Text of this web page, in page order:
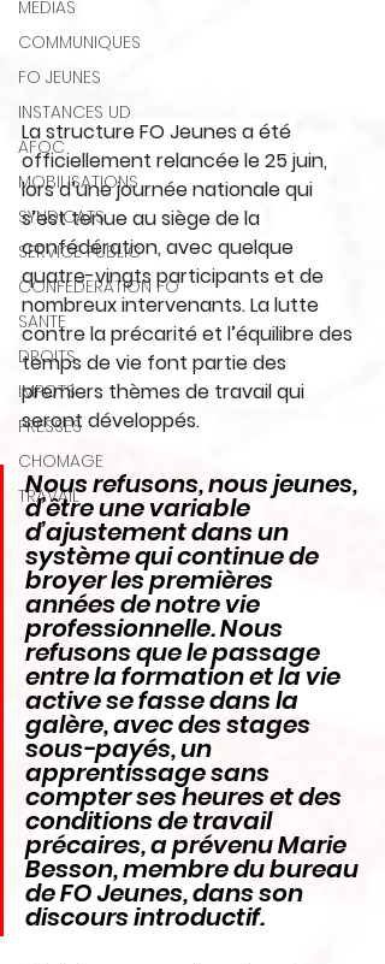
MEDIAS
COMMUNIQUES
FO JEUNES
INSTANCES UD
AFOC
MOBILISATIONS
SYNDICATS
SERVICE PUBLIC
CONFEDERATION FO
SANTE
DROITS
IMPOTS
PRESSES
CHOMAGE
TRAVAIL
La structure FO Jeunes a été
officiellement relancée le 25 juin,
lors d’une journée nationale qui
s’est tenue au siège de la
confédération, avec quelque
quatre-vingts participants et de
nombreux intervenants. La lutte
contre la précarité et l’équilibre des
temps de vie font partie des
premiers thèmes de travail qui
seront développés.
Nous refusons, nous jeunes,
d’être une variable
d’ajustement dans un
système qui continue de
broyer les premières
années de notre vie
professionnelle. Nous
refusons que le passage
entre la formation et la vie
active se fasse dans la
galère, avec des stages
sous-payés, un
apprentissage sans
compter ses heures et des
conditions de travail
précaires, a prévenu Marie
Besson, membre du bureau
de FO Jeunes, dans son
discours introductif.